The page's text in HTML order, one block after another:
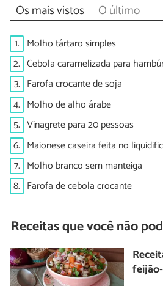
Os mais vistos O último
1. Molho tártaro simples
2. Cebola caramelizada para
3. Farofa crocante de soja
4. Molho de alho árabe
5. Vinagrete para 20 pessoas
6. Maionese caseira feita no
7. Molho branco sem manteiga
8. Farofa de cebola crocante
Receitas que você não